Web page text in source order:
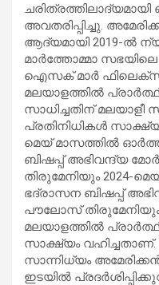
അവതരിപ്പിച്ചു.
ആദ്യമായി 2019-ൽ
മാർത്തോമ്മാ
ഐസക് മാർ
മലയാളത്തിൽ
സാധിച്ചതിന്
പ്രതിനിധികൾ
മെയ് മാസത്തിൽ
ബിഷപ്പ് അഭിവന്ദ്യ
തിരുമേനിയും 2024-
ഭദ്രാസന ബിഷപ്പ്
പൗലോസ്
മലയാളത്തിൽ
സാക്ഷ്യം
സാന്നിധ്യം
ഇടയിൽ